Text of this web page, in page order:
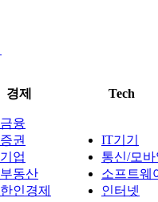
경제 Tech
금융
증권
기업
부동산
한인경제
IT기기
통신/모
소프트웨
인터넷